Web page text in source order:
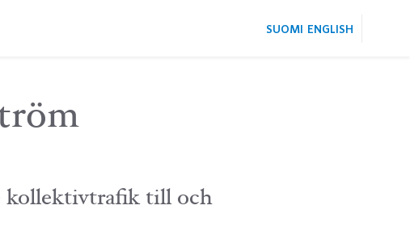
ENGLISH
SUOMI
kollektivtrafik till och